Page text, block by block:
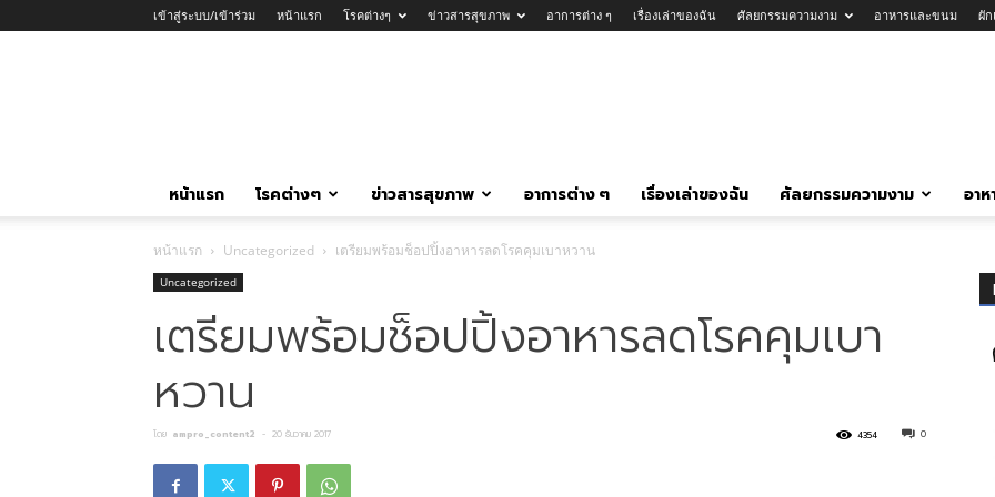
เข้าสู่ระบบ/เข้าร่วม หน้าแรก โรคต่างๆ ข่าวสารสุขภาพ อาการต่าง ๆ เรื่องเล่าของฉัน ศัลยกรรมความงาม อาหารและขนม ผั
หน้าแรก โรคต่างๆ ข่าวสารสุขภาพ อาการต่าง ๆ เรื่องเล่าของฉัน ศัลยกรรมความงาม อา
หน้าแรก Uncategorized เตรียมพร้อมช็อปปิ้งอาหารลดโรคคุมเบาหวาน
Uncategorized
เตรียมพร้อมช็อปปิ้งอาหารลดโรคคุมเบา
หวาน
โดย ampro_content2 - 20 ธันวาคม 2017 0
4354